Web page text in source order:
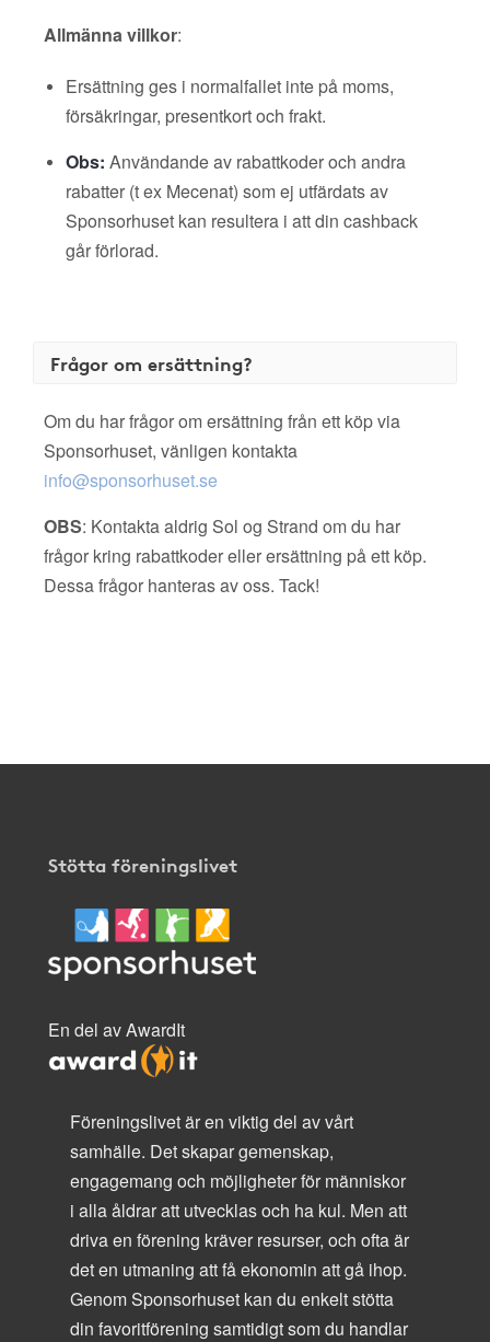
Allmänna villkor:
Ersättning ges i normalfallet inte på moms,
försäkringar, presentkort och frakt.
Obs: Användande av rabattkoder och andra
rabatter (t ex Mecenat) som ej utfärdats av
Sponsorhuset kan resultera i att din cashback
går förlorad.
Frågor om ersättning?
Om du har frågor om ersättning från ett köp via
Sponsorhuset, vänligen kontakta
info@sponsorhuset.se
OBS: Kontakta aldrig Sol og Strand om du har
frågor kring rabattkoder eller ersättning på ett köp.
Dessa frågor hanteras av oss. Tack!
Stötta föreningslivet
En del av AwardIt
Föreningslivet är en viktig del av vårt
samhälle. Det skapar gemenskap,
engagemang och möjligheter för människor
i alla åldrar att utvecklas och ha kul. Men att
driva en förening kräver resurser, och ofta är
det en utmaning att få ekonomin att gå ihop.
Genom Sponsorhuset kan du enkelt stötta
din favoritförening samtidigt som du handlar